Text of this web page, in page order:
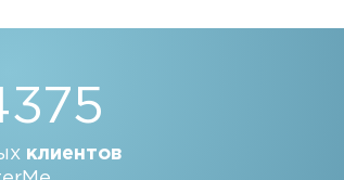
клиентов